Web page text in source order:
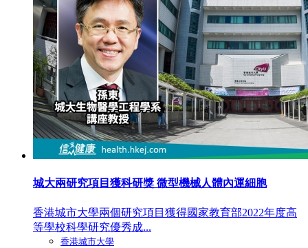
城大兩研究項目獲科研獎 微型機械人體內運細胞
香港城市大學兩個研究項目獲得國家教育部2022年度高
等學校科學研究優秀成...
香港城市大學